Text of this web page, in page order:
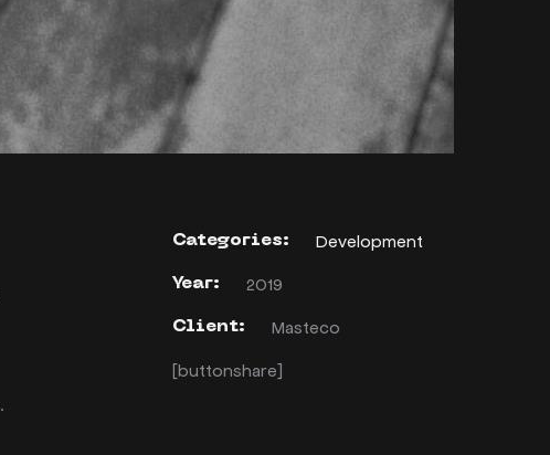
Categories: Development
Year: 2019
Client: Masteco
[buttonshare]